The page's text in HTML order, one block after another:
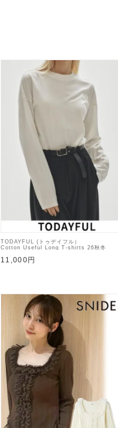
TODAYFUL (トゥデイフル）
Cotton Useful Long T-shirts 26秋冬
11,000円